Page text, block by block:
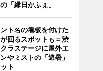
「縁日かふぇ」
ト名の看板を付けた
回るスポットも＝渋
ラステージに屋外エ
やミストの「避暑」
ト